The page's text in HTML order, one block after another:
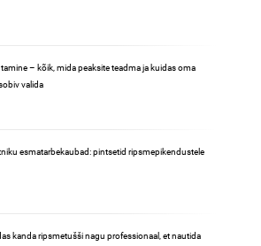
– kõik, mida peaksite teadma ja kuidas oma
valida
esmatarbekaubad: pintsetid ripsmepikendustele
kanda ripsmetušši nagu professionaal, et nautida